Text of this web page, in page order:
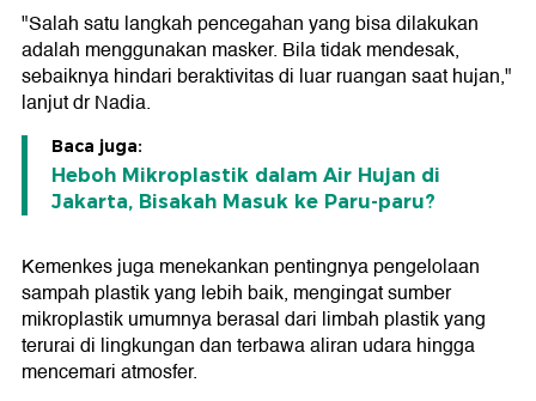
"Salah satu langkah pencegahan yang bisa dilakukan
adalah menggunakan masker. Bila tidak mendesak,
sebaiknya hindari beraktivitas di luar ruangan saat hujan,"
lanjut dr Nadia.
Baca juga:
Heboh Mikroplastik dalam Air Hujan di
Jakarta, Bisakah Masuk ke Paru-paru?
Kemenkes juga menekankan pentingnya pengelolaan
sampah plastik yang lebih baik, mengingat sumber
mikroplastik umumnya berasal dari limbah plastik yang
terurai di lingkungan dan terbawa aliran udara hingga
mencemari atmosfer.